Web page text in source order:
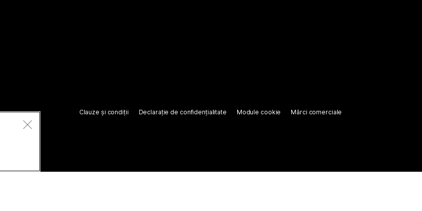
Clauze și condiții Declarație de confidențialitate Module cookie Mărci comerciale